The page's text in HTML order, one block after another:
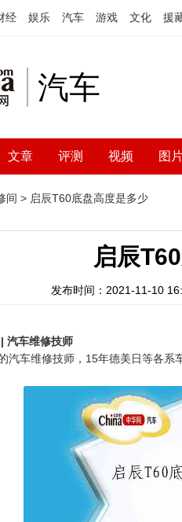
经 娱乐 汽车 游戏 文化 援
汽车
文章 评测 视频 图
间 > 启辰T60底盘高度是多少
启辰
发布时间：2021-11-10
| 汽车维修技师